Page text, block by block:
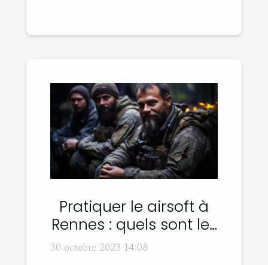
Pratiquer le airsoft à
Rennes : quels sont les
bons plans ?
30 octobre 2023 14:08